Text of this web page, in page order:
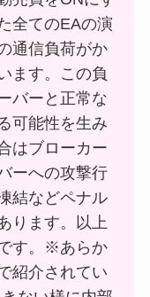
全てのEAの演
通信負荷がか
ます。この負
バーと正常な
可能性を生み
はブローカー
ーへの攻撃行
結などペナル
ります。以上
す。※あらか
紹介されてい